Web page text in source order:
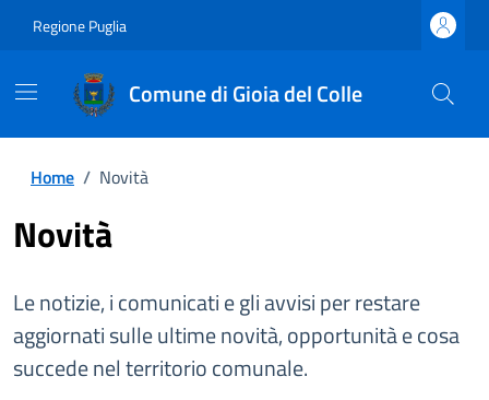
Regione Puglia
Comune di Gioia del Colle
Home / Novità
Novità
Le notizie, i comunicati e gli avvisi per restare
aggiornati sulle ultime novità, opportunità e cosa
succede nel territorio comunale.